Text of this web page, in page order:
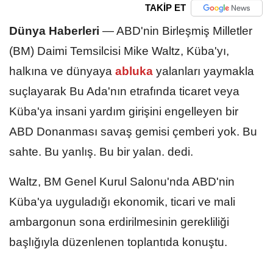
TAKİP ET
Dünya Haberleri —ABD'nin Birleşmiş Milletler
(BM) Daimi Temsilcisi Mike Waltz, Küba'yı,
halkına ve dünyaya abluka yalanları yaymakla
suçlayarak Bu Ada'nın etrafında ticaret veya
Küba'ya insani yardım girişini engelleyen bir
ABD Donanması savaş gemisi çemberi yok. Bu
sahte. Bu yanlış. Bu bir yalan. dedi.
Waltz, BM Genel Kurul Salonu'nda ABD'nin
Küba'ya uyguladığı ekonomik, ticari ve mali
ambargonun sona erdirilmesinin gerekliliği
başlığıyla düzenlenen toplantıda konuştu.